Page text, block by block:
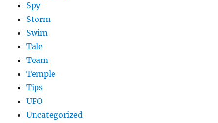
Spy
Storm
Swim
Tale
Team
Temple
Tips
UFO
Uncategorized